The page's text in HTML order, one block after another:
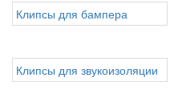
Клипсы для бампера
Клипсы для звукоизоляции